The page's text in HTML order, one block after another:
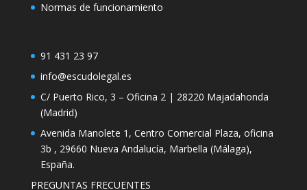
Normas de funcionamiento
91 431 23 97
info@escudolegal.es
C/ Puerto Rico, 3 – Oficina 2 | 28220 Majadahonda
(Madrid)
Avenida Manolete 1, Centro Comercial Plaza, oficina
3b , 29660 Nueva Andalucía, Marbella (Málaga),
España.
PREGUNTAS FRECUENTES
ver contenido y